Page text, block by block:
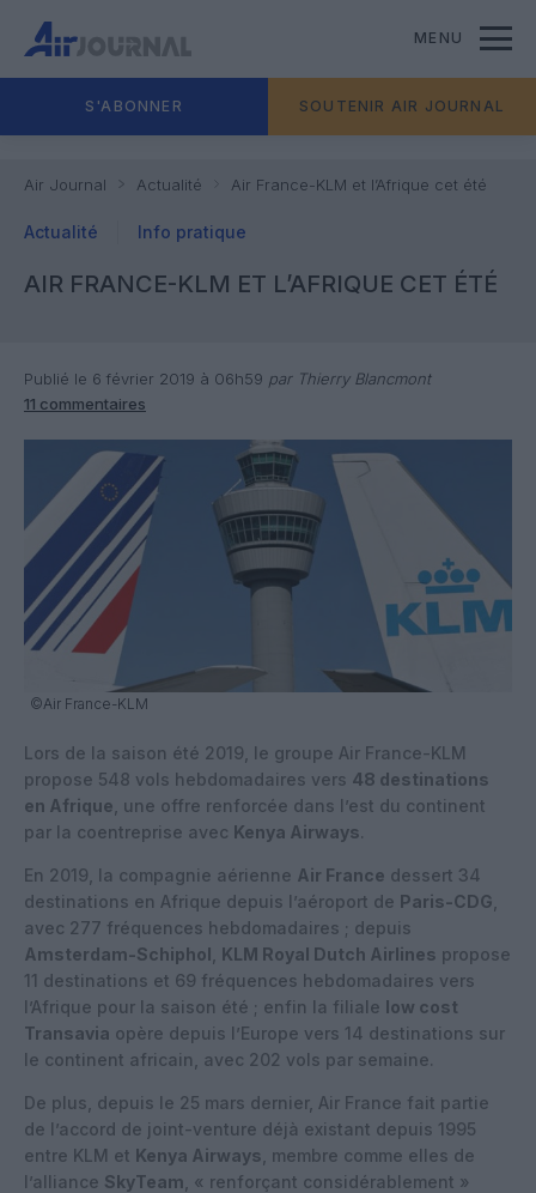
MENU
S'ABONNER SOUTENIR AIR JOURNAL
Air Journal Actualité Air France-KLM et l’Afrique cet été
Actualité Info pratique
AIR FRANCE-KLM ET L’AFRIQUE CET ÉTÉ
Publié le 6 février 2019 à 06h59 par Thierry Blancmont
11 commentaires
©Air France-KLM
Lors de la saison été 2019, le groupe Air France-KLM
propose 548 vols hebdomadaires vers 48 destinations
en Afrique , une offre renforcée dans l’est du continent
par la coentreprise avec Kenya Airways.
En 2019, la compagnie aérienne Air France dessert 34
destinations en Afrique depuis l’aéroport de Paris-CDG
avec 277 fréquences hebdomadaires ; depuis
Amsterdam-Schiphol KLM Royal Dutch Airlines propose
11 destinations et 69 fréquences hebdomadaires vers
l’Afrique pour la saison été ; enfin la filiale low cost
Transavia opère depuis l’Europe vers 14 destinations sur
le continent africain, avec 202 vols par semaine.
De plus, depuis le 25 mars dernier, Air France fait partie
de l’accord de joint-venture déjà existant depuis 1995
entre KLM et Kenya Airways , membre comme elles de
l’alliance SkyTeam , « renforçant considérablement »